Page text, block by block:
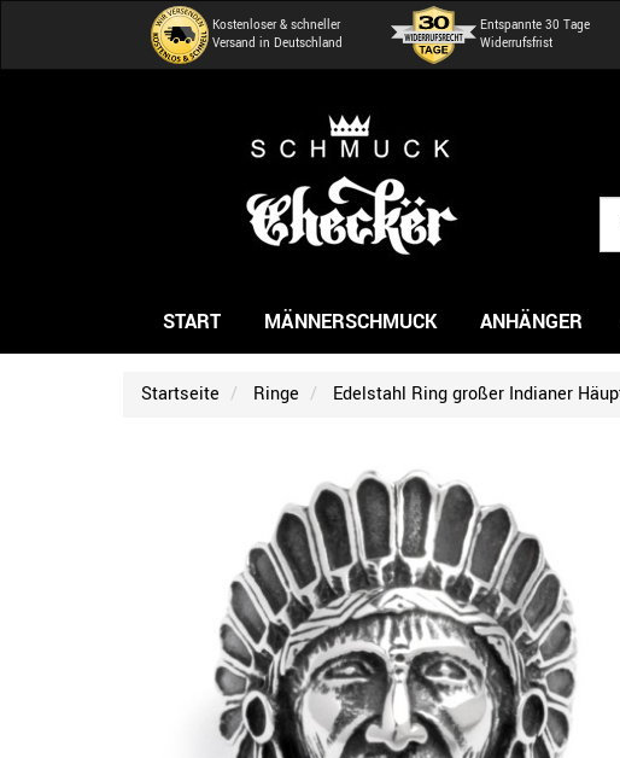
Kostenloser & schneller
Versand in Deutschland
Entspannte 30 Tage
Widerrufsfrist
START MÄNNERSCHMUCK ANHÄNGER
Startseite Ringe Edelstahl Ring großer Indianer